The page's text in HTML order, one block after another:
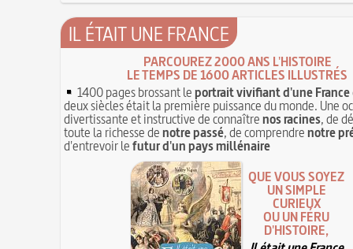
IL ÉTAIT UNE FRANCE
PARCOUREZ 2000 ANS L'HISTOIRE
LE TEMPS DE 1600 ARTICLES ILLUSTRÉS
1400 pages brossant leportrait vivifiant d'une France
deux siècles était la première puissance du monde. Une
divertissante et instructive de connaîtrenos racines, de
toute la richesse denotre passé, de comprendrenotre
d'entrevoir lefutur d'un pays millénaire
QUE VOUS SOYEZ
UN SIMPLE
CURIEUX
OU UN FÉRU
D'HISTOIRE,